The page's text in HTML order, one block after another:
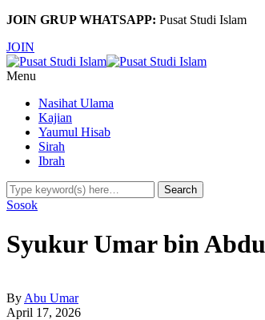
JOIN GRUP WHATSAPP: Pusat Studi Islam
JOIN
Menu
Nasihat Ulama
Kajian
Yaumul Hisab
Sirah
Ibrah
Sosok
Syukur Umar bin
By Abu Umar
April 17, 2026